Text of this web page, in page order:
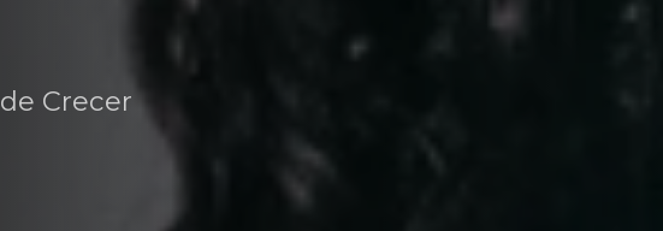
Crecer